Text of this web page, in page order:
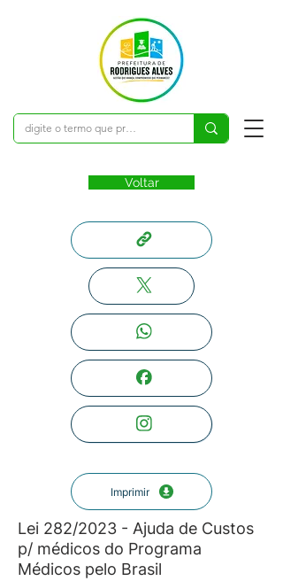
Voltar
Imprimir
Lei 282/2023 - Ajuda de Custos
p/ médicos do Programa
Médicos pelo Brasil